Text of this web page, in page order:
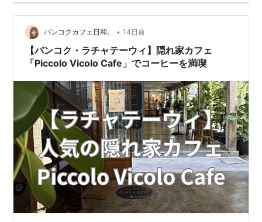
バンコクカフェ日和。 • 14日前
【バンコク・ラチャテーウィ】隠れ家カフェ
「Piccolo Vicolo Cafe」でコーヒーを満喫